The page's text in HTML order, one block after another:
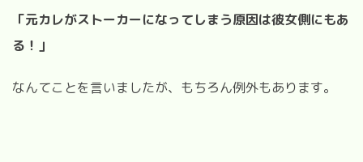
「元カレがストーカーになってしまう原因は彼女側にもあ
る！ 」
なんてことを言いましたが、もちろん例外もあります。